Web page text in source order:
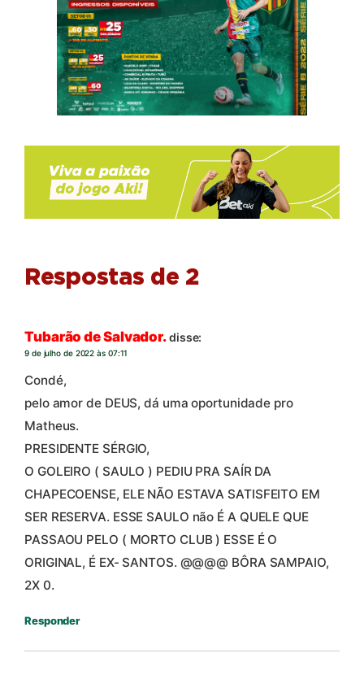
Respostas de 2
Tubarão de Salvador.disse:
9 de julho de 2022 às 07:11
Condé,
pelo amor de DEUS, dá uma oportunidade pro
Matheus.
PRESIDENTE SÉRGIO,
O GOLEIRO ( SAULO ) PEDIU PRA SAÍR DA
CHAPECOENSE, ELE NÃO ESTAVA SATISFEITO EM
SER RESERVA. ESSE SAULO não É A QUELE QUE
PASSAOU PELO ( MORTO CLUB ) ESSE É O
ORIGINAL, É EX- SANTOS. @@@@ BÔRA SAMPAIO,
2X 0.
Responder